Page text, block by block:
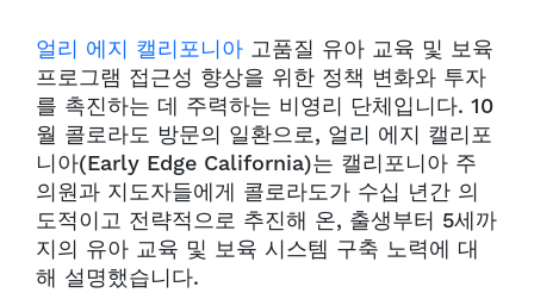
얼리 에지 캘리포니아 고품질 유아 교육 및 보육
프로그램 접근성 향상을 위한 정책 변화와 투자
를 촉진하는 데 주력하는 비영리 단체입니다. 10
월 콜로라도 방문의 일환으로, 얼리 에지 캘리포
니아(Early Edge California)는 캘리포니아 주
의원과 지도자들에게 콜로라도가 수십 년간 의
도적이고 전략적으로 추진해 온, 출생부터 5세까
지의 유아 교육 및 보육 시스템 구축 노력에 대
해 설명했습니다.